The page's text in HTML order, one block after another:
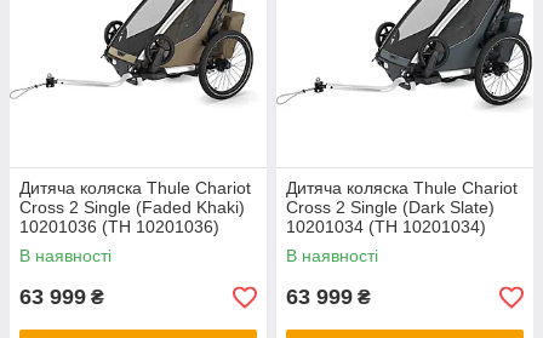
Дитяча коляска Thule Chariot
Cross 2 Single (Faded Khaki)
10201036 (TH 10201036)
В наявності
63 999 ₴
Дитяча коляска Thule Chariot
Cross 2 Single (Dark Slate)
10201034 (TH 10201034)
В наявності
63 999 ₴